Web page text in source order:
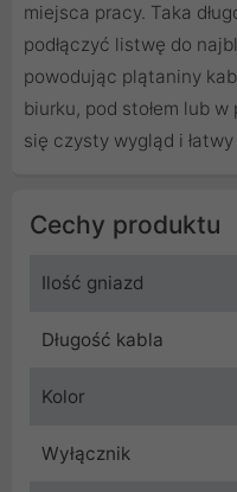
miejsca pracy. Taka
podłączyć listwę do
powodując plątaniny
biurku, pod stołem lub
się czysty wygląd i
Cechy produktu
Ilość gniazd
Długość kabla
Kolor
Wyłącznik